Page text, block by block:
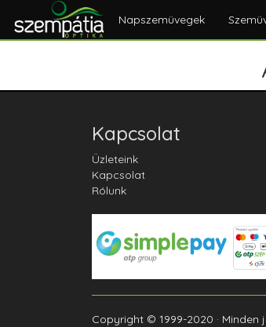
Napszemüvegek
Kapcsolat
Üzleteink
Kapcsolat
Rólunk
Copyright © 1999-2020 ·